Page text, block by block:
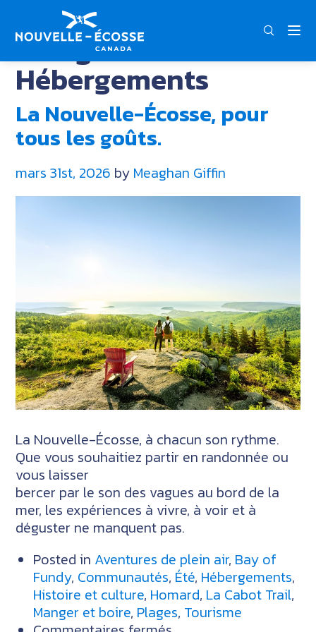
FRA
Catégorie :
Hébergements
La Nouvelle-Écosse, pour
tous les goûts.
mars 31st, 2026 by Meaghan Giffin
La Nouvelle-Écosse, à chacun son rythme.
Que vous souhaitiez partir en randonnée ou
vous laisser
bercer par le son des vagues au bord de la
mer, les expériences à vivre, à voir et à
déguster ne manquent pas.
Posted in Aventures de plein air, Bay of
Fundy, Communautés, Été, Hébergements,
Histoire et culture, Homard, La Cabot Trail,
Manger et boire, Plages, Tourisme